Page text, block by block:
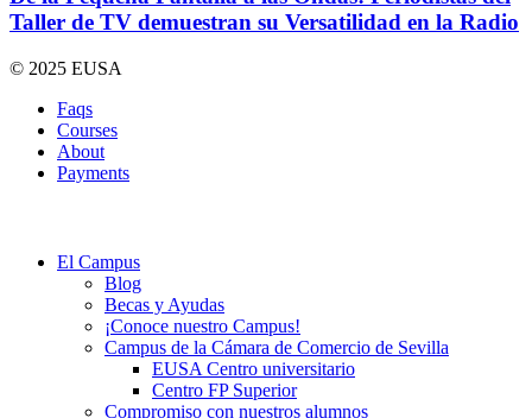
Taller de TV demuestran su Versatilidad en la Radio
© 2025 EUSA
Faqs
Courses
About
Payments
El Campus
Blog
Becas y Ayudas
¡Conoce nuestro Campus!
Campus de la Cámara de Comercio de Sevilla
EUSA Centro universitario
Centro FP Superior
Compromiso con nuestros alumnos